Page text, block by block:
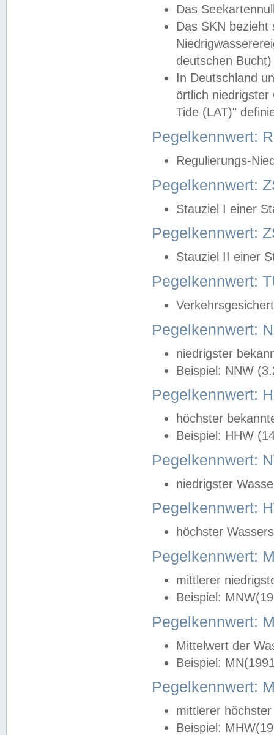
Das
Das SKN
deutschen
In Deutschland
örtlich
Tide (LAT)"
Pegelkennwert:
Regulierungs-
Pegelkennwert:
Stauziel I einer
Pegelkennwert:
Stauziel II einer
Pegelkennwert:
Pegelkennwert:
niedrigster
Beispiel: NNW
Pegelkennwert:
höchster
Beispiel: HHW
Pegelkennwert:
niedrigster
Pegelkennwert:
höchster
Pegelkennwert:
mittlerer
Beispiel:
Pegelkennwert:
Mittelwert der
Beispiel:
Pegelkennwert:
mittlerer
Beispiel: